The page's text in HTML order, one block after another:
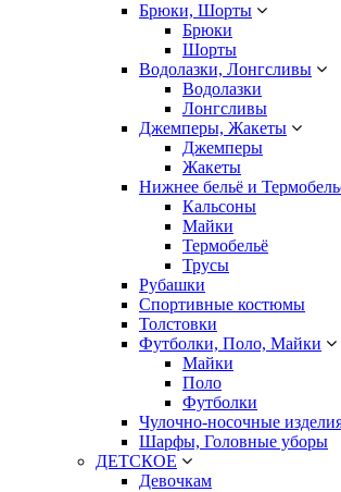
Брюки, Шорты
Брюки
Шорты
Водолазки, Лонгсливы
Водолазки
Лонгсливы
Джемперы, Жакеты
Джемперы
Жакеты
Нижнее бельё и
Кальсоны
Майки
Термобельё
Трусы
Рубашки
Спортивные костюмы
Толстовки
Футболки, Поло, Майки
Майки
Поло
Футболки
Чулочно-носочные
Шарфы, Головные уборы
ДЕТСКОЕ
Девочкам